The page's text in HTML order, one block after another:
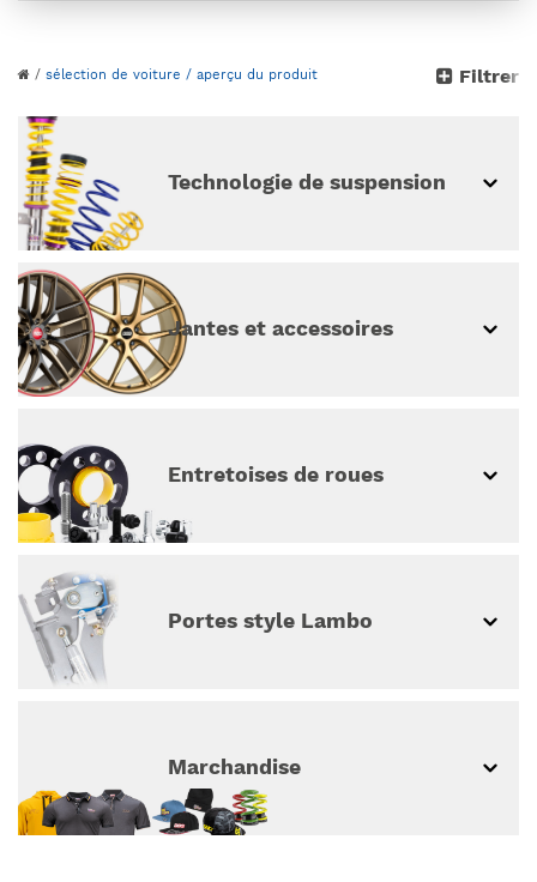
véhicule
continuer sans sélection de véhicule
/ sélection de voiture / aperçu du produit Filtrer
Technologie de suspension
Jantes et accessoires
Entretoises de roues
Portes style Lambo
Marchandise